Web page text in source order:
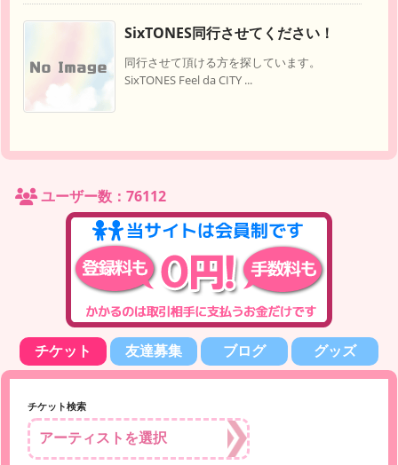
SixTONES同行させてください！
同行させて頂ける方を探しています。
SixTONES Feel da CITY ...
ユーザー数：76112
チケット 友達募集 ブログ グッズ
チケット検索